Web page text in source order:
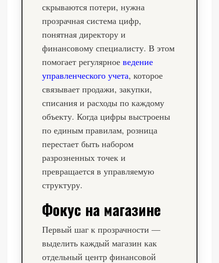
скрываются потери, нужна
прозрачная система цифр,
понятная директору и
финансовому специалисту. В этом
помогает регулярное ведение
управленческого учета, которое
связывает продажи, закупки,
списания и расходы по каждому
объекту. Когда цифры выстроены
по единым правилам, розница
перестает быть набором
разрозненных точек и
превращается в управляемую
структуру.
Фокус на магазине
Первый шаг к прозрачности —
выделить каждый магазин как
отдельный центр финансовой